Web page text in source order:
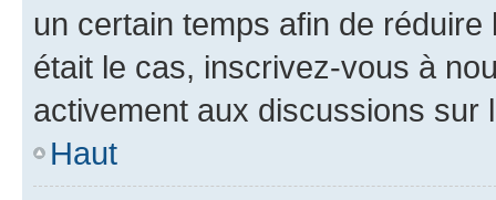
un certain temps afin de
était le cas, inscrivez-vous à
activement aux discussions sur
Haut